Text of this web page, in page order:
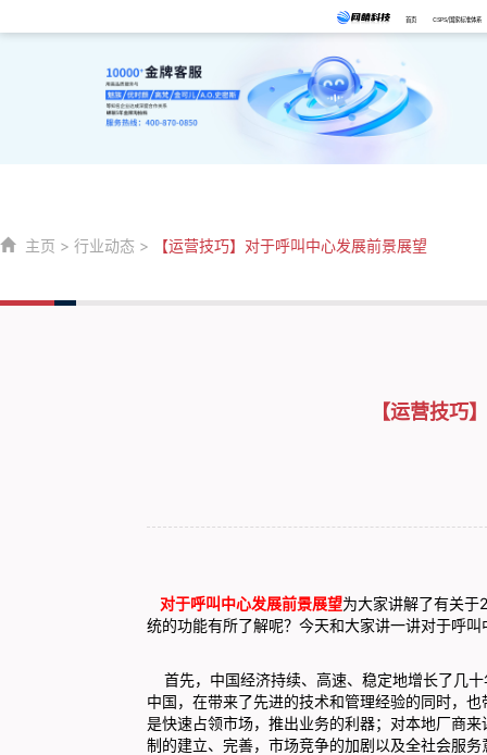
首页 CSPS/国家标准体系
主页 > 行业动态 > 【运营技巧】对于呼叫中心发展前景展望
【运营技巧
对于呼叫中心发展前景展望为大家讲解了有关于
统的功能有所了解呢？今天和大家讲一讲对于呼
首先，中国经济持续、高速、稳定地增长了几
中国，在带来了先进的技术和管理经验的同时，
是快速占领市场，推出业务的利器；对本地厂商
制的建立、完善，市场竞争的加剧以及全社会服